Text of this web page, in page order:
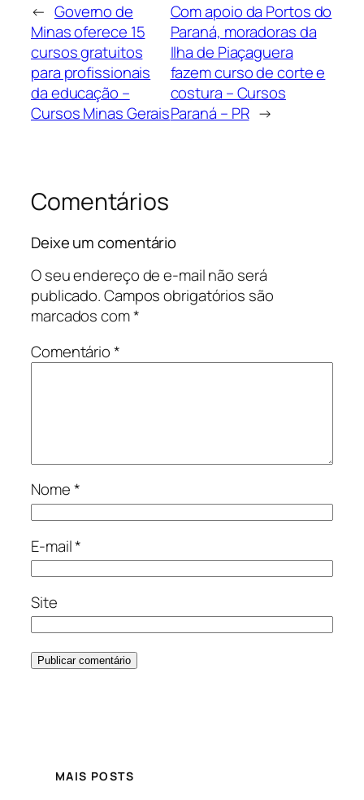
← Governo de
Minas oferece 15
cursos gratuitos
para profissionais
da educação –
Cursos Minas Gerais
Com apoio da Portos do
Paraná, moradoras da
Ilha de Piaçaguera
fazem curso de corte e
costura – Cursos
Paraná – PR →
Comentários
Deixe um comentário
O seu endereço de e-mail não será
publicado.Campos obrigatórios são
marcados com*
Comentário*
Nome*
E-mail*
Site
MAIS POSTS